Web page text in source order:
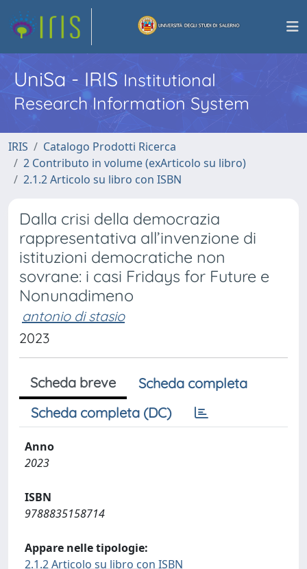
UniSa - IRISInstitutional
Research Information System
IRIS
Catalogo Prodotti Ricerca
2 Contributo in volume (exArticolo su libro)
2.1.2 Articolo su libro con ISBN
Dalla crisi della democrazia
rappresentativa all’invenzione di
istituzioni democratiche non
sovrane: i casi Fridays for Future e
Nonunadimeno
antonio di stasio
2023
Scheda breve
Scheda completa
Scheda completa (DC)
Anno
2023
ISBN
9788835158714
Appare nelle tipologie:
2.1.2 Articolo su libro con ISBN